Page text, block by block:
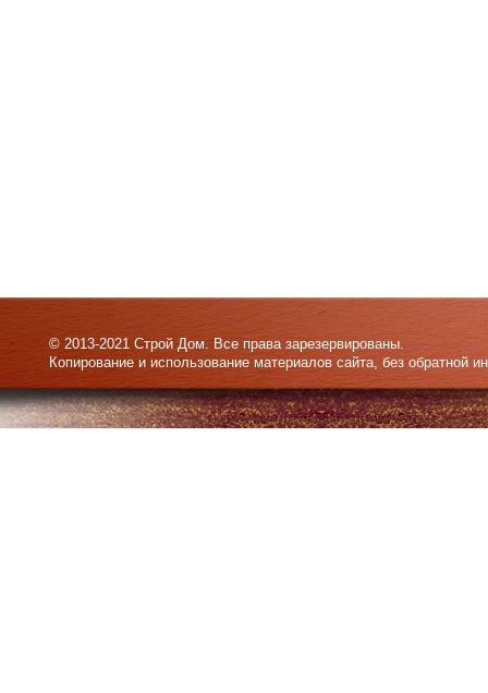
© 2013-2021 Строй Дом. Все права зарезервированы.
Копирование и использование материалов сайта, без обратной